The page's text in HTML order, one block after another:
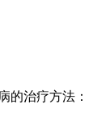
的治疗方法：